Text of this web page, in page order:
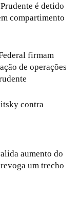
é detido
compartimento
firmam
de operações
contra
aumento do
um trecho